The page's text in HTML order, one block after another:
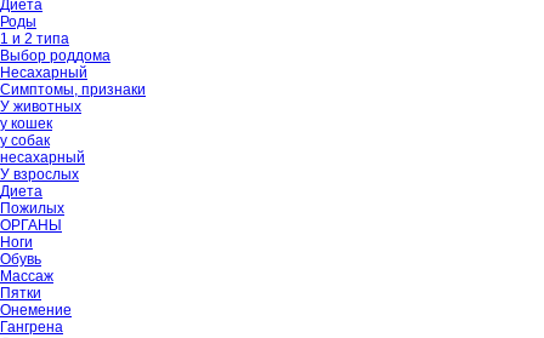
Диета
Роды
1 и 2 типа
Выбор роддома
Несахарный
Симптомы, признаки
У животных
у кошек
у собак
несахарный
У взрослых
Диета
Пожилых
ОРГАНЫ
Ноги
Обувь
Массаж
Пятки
Онемение
Гангрена